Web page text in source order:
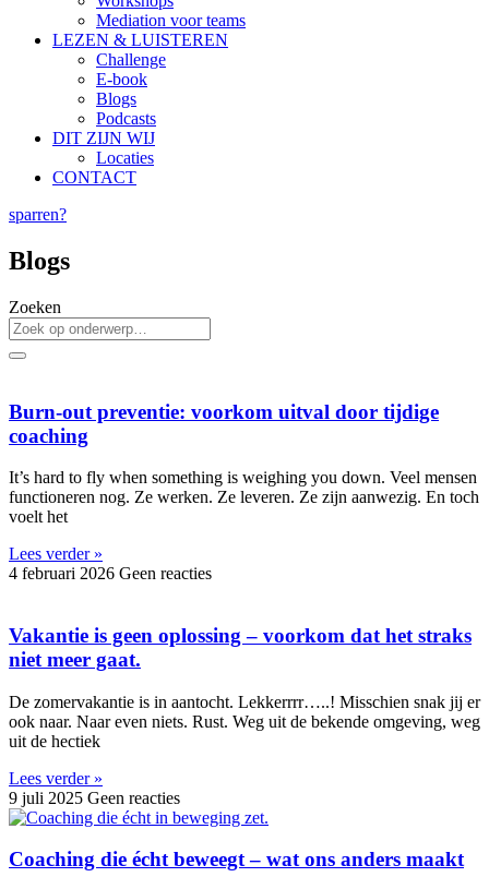
Mediation voor teams
LEZEN & LUISTEREN
Challenge
E-book
Blogs
Podcasts
DIT ZIJN WIJ
Locaties
CONTACT
sparren?
Blogs
Zoeken
Burn-out preventie: voorkom uitval door tijdige
coaching
It’s hard to fly when something is weighing you down. Veel mensen
functioneren nog. Ze werken. Ze leveren. Ze zijn aanwezig. En toch
voelt het
Lees verder »
4 februari 2026 Geen reacties
Vakantie is geen oplossing – voorkom dat het straks
niet meer gaat.
De zomervakantie is in aantocht. Lekkerrrr…..! Misschien snak jij er
ook naar. Naar even niets. Rust. Weg uit de bekende omgeving, weg
uit de hectiek
Lees verder »
9 juli 2025 Geen reacties
Coaching die écht beweegt – wat ons anders maakt